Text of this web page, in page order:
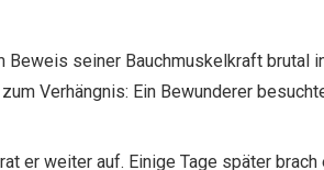
seiner Bauchmuskelkraft brutal
Verhängnis: Ein Bewunderer
er weiter auf. Einige Tage später brach